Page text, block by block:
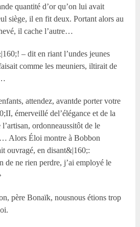
quantité d’or qu’on lui avait
siège, il en fit deux. Portant alors au
il cache l’autre…
– dit en riant l’undes jeunes
comme les meuniers, iltirait de
attendez, avantde porter votre
émerveillé del’élégance et de la
ordonneaussitôt de le
Alors Éloi montre à Bobbon
ouvragé, en disant&|160;:
de ne rien perdre, j’ai employé le
père Bonaïk, nousnous étions trop